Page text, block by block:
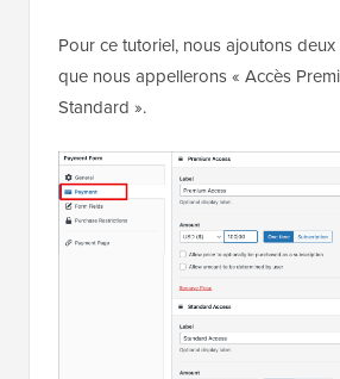
Pour ce tutoriel, nous ajoutons
que nous appellerons « Accès
Standard ».